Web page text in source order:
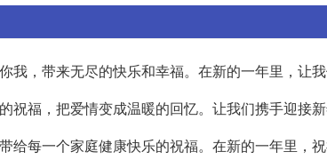
我，带来无尽的快乐和幸福。在新的一年里，让
祝福，把爱情变成温暖的回忆。让我们携手迎接
给每一个家庭健康快乐的祝福。在新的一年里，